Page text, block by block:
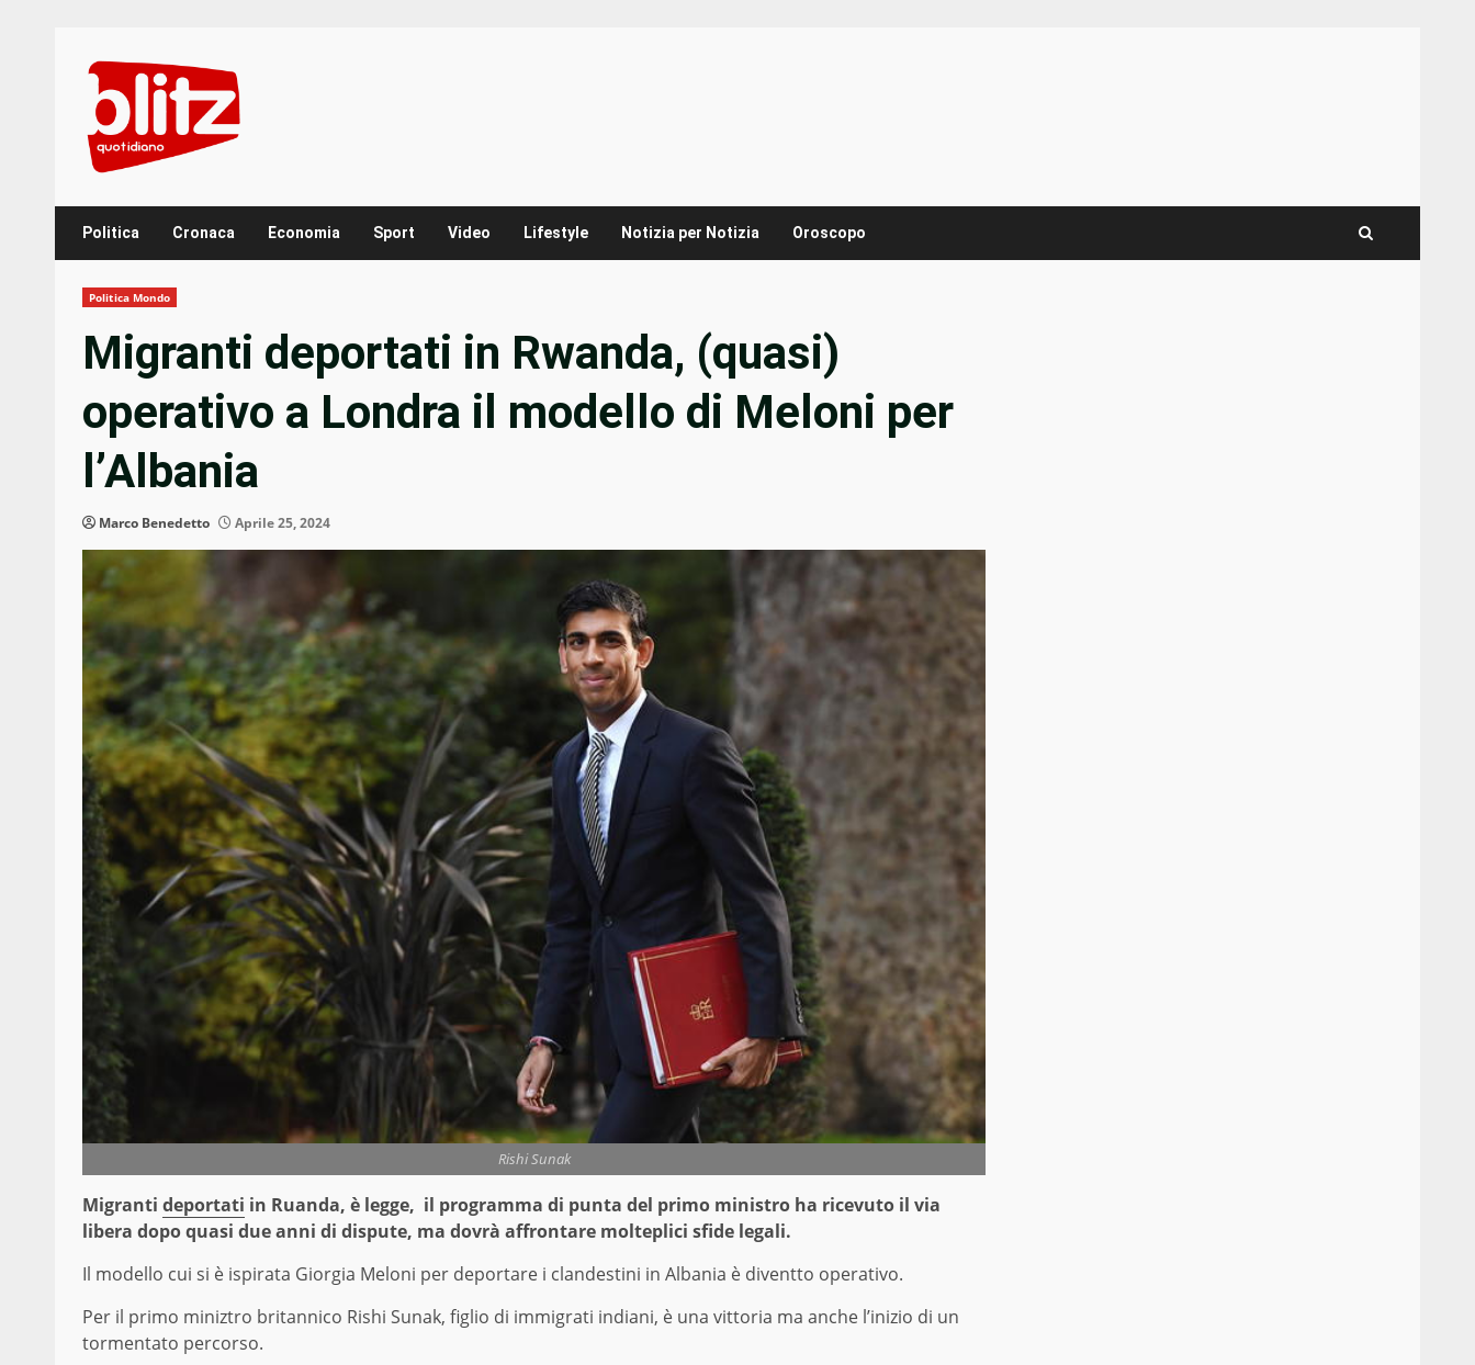
content
Politica Cronaca Economia Sport Video Lifestyle Notizia per Notizia Oroscopo
Politica Mondo
Migranti deportati in Rwanda, (quasi)
operativo a Londra il modello di Meloni per
l’Albania
Marco Benedetto Aprile 25, 2024
Rishi Sunak
Migranti deportati in Ruanda, è legge, il programma di punta del primo ministro ha ricevuto il via
libera dopo quasi due anni di dispute, ma dovrà affrontare molteplici sfide legali.
Il modello cui si è ispirata Giorgia Meloni per deportare i clandestini in Albania è diventto operativo.
Per il primo miniztro britannico Rishi Sunak, figlio di immigrati indiani, è una vittoria ma anche l’inizio di un
tormentato percorso.